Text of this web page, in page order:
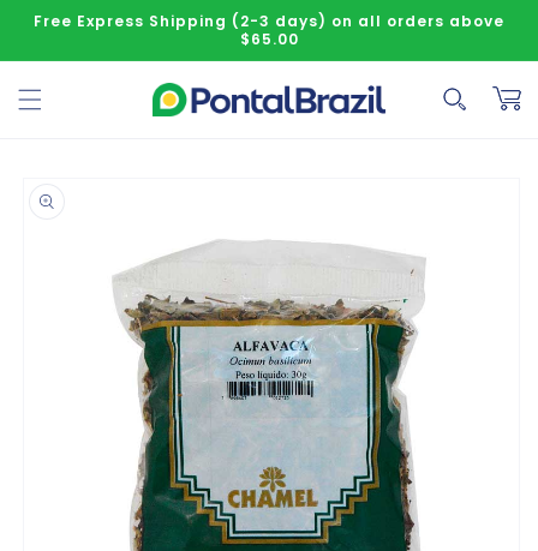
to content
Free Express Shipping (2-3 days) on all orders above
$65.00
Cart
information